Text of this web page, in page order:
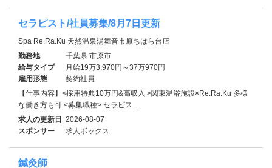
セラピスト/社員募集/8月7日更新
Spa Re.Ra.Ku 天然温泉湯舞音市原ちはら台店
勤務地
千葉県 市原市
給与タイプ
月給19万3,970円～37万970円
雇用形態
契約社員
【仕事内容】<採用特典10万円&高収入 >関東温浴施設×Re.Ra.Ku 多様
な働き方も可 <募集職種> セラピス…
求人の更新日 2026-08-07
スポンサー
求人ボックス
鍼灸師